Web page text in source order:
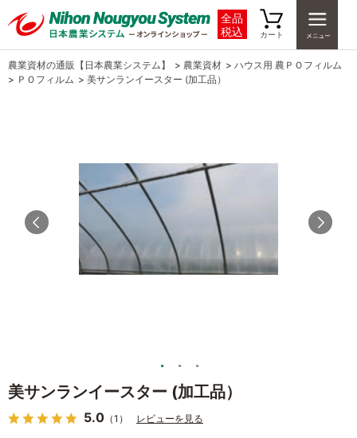
全品
税込
カート
農業資材の通販【日本農業システム】 > 農業資材 > ハウス用 農ＰＯフィルム
> ＰＯフィルム > 美サンランイースター (加工品）
美サンランイースター (加工品）
5.0 （1） レビューを見る